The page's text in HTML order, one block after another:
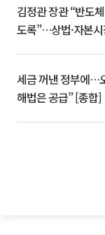
김정관 장관 “반도
도록”…상법·자본
세금 꺼낸 정부에…
해법은 공급” [종합]